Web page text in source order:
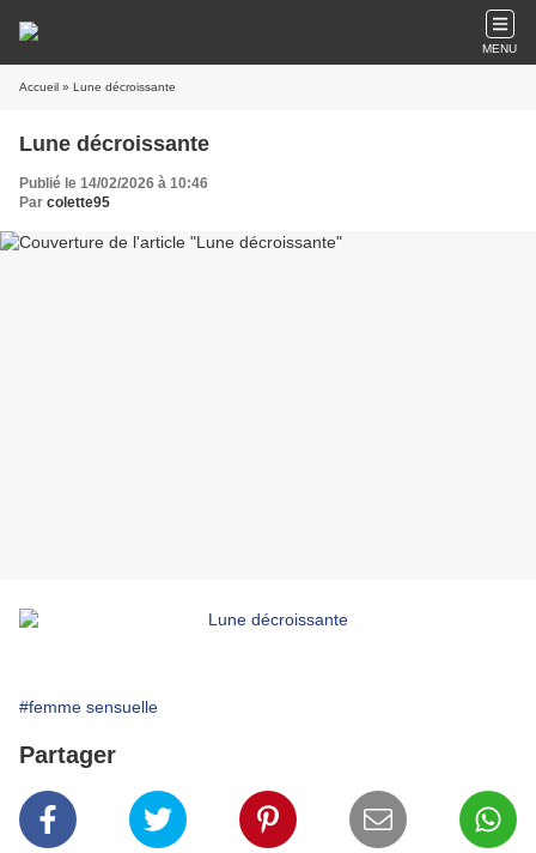
MENU
Accueil » Lune décroissante
Lune décroissante
Publié le 14/02/2026 à 10:46
Par colette95
#femme sensuelle
Partager